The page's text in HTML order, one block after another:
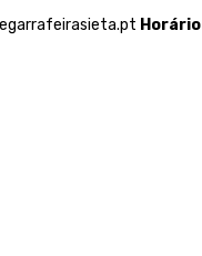
Horário